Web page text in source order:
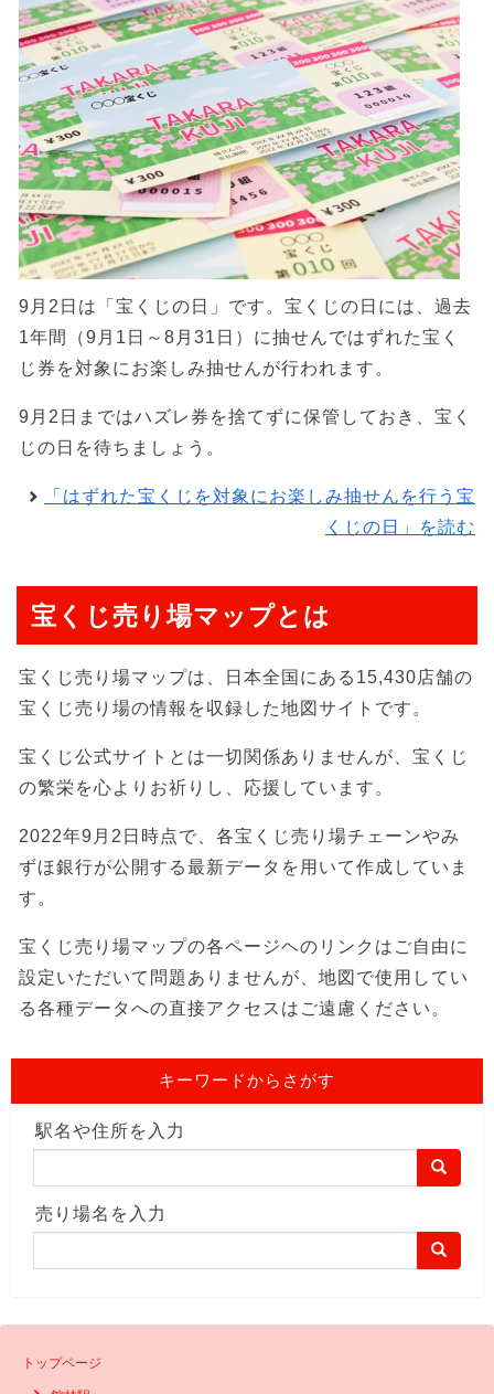
9月2日は「宝くじの日」です。宝くじの日には、過去
1年間（9月1日～8月31日）に抽せんではずれた宝く
じ券を対象にお楽しみ抽せんが行われます。
9月2日まではハズレ券を捨てずに保管しておき、宝く
じの日を待ちましょう。
「はずれた宝くじを対象にお楽しみ抽せんを行う宝
くじの日」を読む
宝くじ売り場マップとは
宝くじ売り場マップは、日本全国にある15,430店舗の
宝くじ売り場の情報を収録した地図サイトです。
宝くじ公式サイトとは一切関係ありませんが、宝くじ
の繁栄を心よりお祈りし、応援しています。
2022年9月2日時点で、各宝くじ売り場チェーンやみ
ずほ銀行が公開する最新データを用いて作成していま
す。
宝くじ売り場マップの各ページヘのリンクはご自由に
設定いただいて問題ありませんが、地図で使用してい
る各種データへの直接アクセスはご遠慮ください。
キーワードからさがす
駅名や住所を入力
売り場名を入力
トップページ